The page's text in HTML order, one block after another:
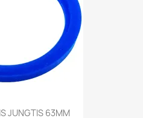
JUNGTIS 63MM